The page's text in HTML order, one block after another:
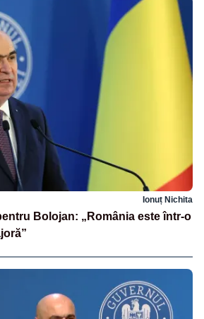
Ionuț Nichita
Bolojan: „România este într-o